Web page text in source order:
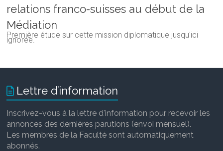
lettres
relations franco-suisses au début de la
Médiation
Première étude sur cette mission diplomatique jusqu'ici
ignorée.
Lettre d’information
Inscrivez-vous à la lettre d'information pour recevoir les
annonces des dernières parutions (envoi mensuel).
Les membres de la Faculté sont automatiquement
abonnés.